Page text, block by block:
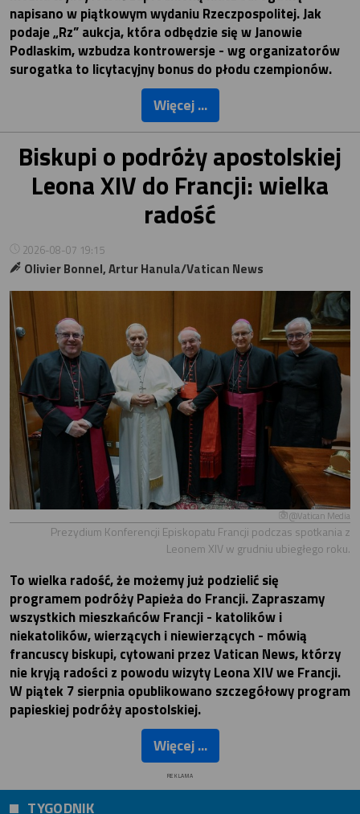
napisano w piątkowym wydaniu Rzeczpospolitej. Jak
podaje „Rz” aukcja, która odbędzie się w Janowie
Podlaskim, wzbudza kontrowersje - wg organizatorów
surogatka to licytacyjny bonus do płodu czempionów.
Więcej ...
Biskupi o podróży apostolskiej
Leona XIV do Francji: wielka
radość
2026-08-07 19:15
Olivier Bonnel, Artur Hanula/Vatican News
@Vatican Media
Prezydium Konferencji Episkopatu Francji podczas spotkania z
Leonem XIV w grudniu ubiegłego roku.
To wielka radość, że możemy już podzielić się
programem podróży Papieża do Francji. Zapraszamy
wszystkich mieszkańców Francji - katolików i
niekatolików, wierzących i niewierzących - mówią
francuscy biskupi, cytowani przez Vatican News, którzy
nie kryją radości z powodu wizyty Leona XIV we Francji.
W piątek 7 sierpnia opublikowano szczegółowy program
papieskiej podróży apostolskiej.
Więcej ...
REKLAMA
TYGODNIK